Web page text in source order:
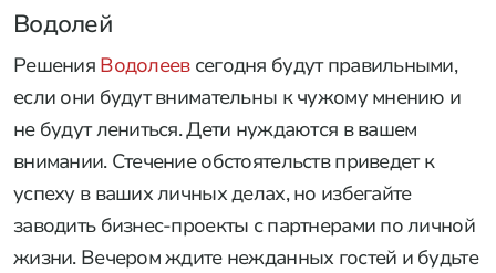
Водолей
Решения Водолеевсегодня будут правильными,
если они будут внимательны к чужому мнению и
не будут лениться. Дети нуждаются в вашем
внимании. Стечение обстоятельств приведет к
успеху в ваших личных делах, но избегайте
заводить бизнес-проекты с партнерами по личной
жизни. Вечером ждите нежданных гостей и будьте